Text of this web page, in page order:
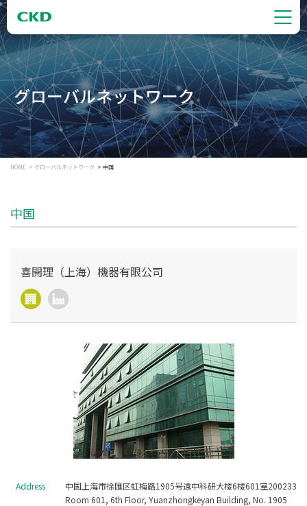
グローバルネットワーク
HOME グローバルネットワーク 中国
中国
喜開理（上海）機器有限公司
Address
中国上海市徐匯区虹梅路1905号遠中科研大楼6楼601室200233
Room 601, 6th Floor, Yuanzhongkeyan Building, No. 1905